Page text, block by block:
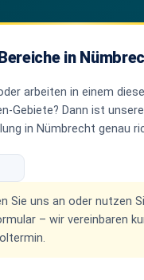
in
arbeiten in einem
Gebiete? Dann ist
in Nümbrecht genau
Sie uns an oder nutzen
– wir vereinbaren